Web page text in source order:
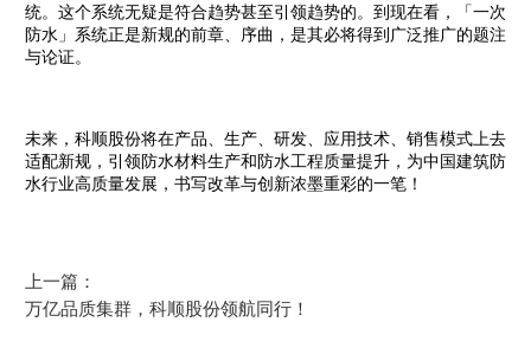
统。这个系统无疑是符合趋势甚至引领趋势的。到现在看，「一次
防水」系统正是新规的前章、序曲，是其必将得到广泛推广的题注
与论证。
未来，科顺股份将在产品、生产、研发、应用技术、销售模式上去
适配新规，引领防水材料生产和防水工程质量提升，为中国建筑防
水行业高质量发展，书写改革与创新浓墨重彩的一笔！
上一篇：
万亿品质集群，科顺股份领航同行！